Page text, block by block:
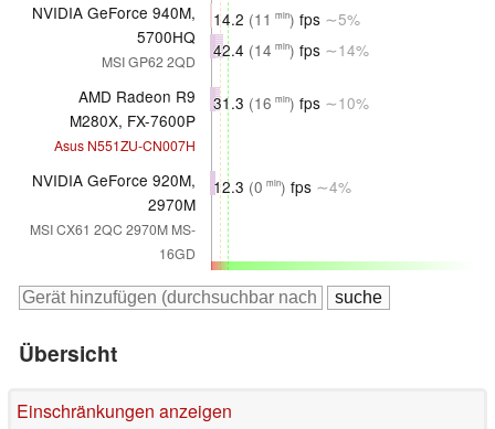
NVIDIA GeForce 940M,
5700HQ
MSI GP62 2QD
14.2 (11 min) fps ∼5%
42.4 (14 min) fps ∼14%
AMD Radeon R9
M280X, FX-7600P
Asus N551ZU-CN007H
31.3 (16 min) fps ∼10%
NVIDIA GeForce 920M,
2970M
MSI CX61 2QC 2970M MS-
16GD
12.3 (0 min) fps ∼4%
Übersicht
Einschränkungen anzeigen